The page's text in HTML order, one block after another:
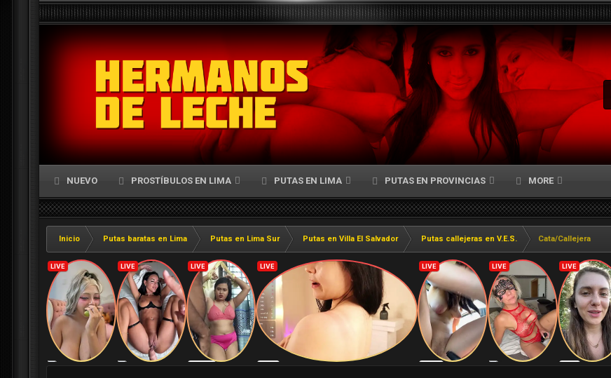
NUEVO PROSTÍBULOS EN LIMA PUTAS EN LIMA PUTAS EN PROVINCIAS MORE
Inicio Putas baratas en Lima Putas en Lima Sur Putas en Villa El Salvador Putas callejeras en V.E.S. Cata/Callejera